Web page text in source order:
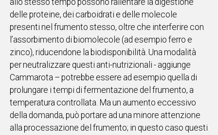
allo stesso tempo possono rallentare la digestione
delle proteine, dei carboidrati e delle molecole
presenti nel frumento stesso, oltre che interferire con
l’assorbimento di biomolecole (ad esempio ferro e
zinco), riducendone la biodisponibilità. Una modalità
per neutralizzare questi anti-nutrizionali - aggiunge
Cammarota – potrebbe essere ad esempio quella di
prolungare i tempi di fermentazione del frumento, a
temperatura controllata. Ma un aumento eccessivo
della domanda, può portare ad una minore attenzione
alla processazione del frumento; in questo caso questi